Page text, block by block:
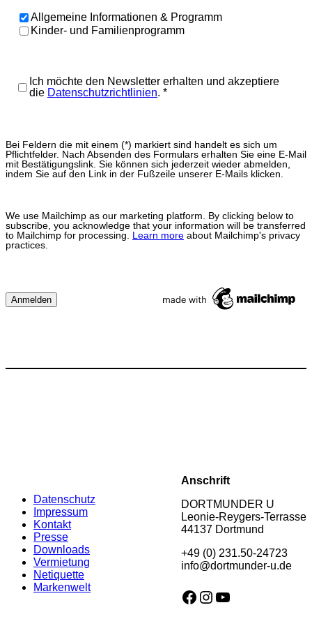
Allgemeine Informationen & Programm
Kinder- und Familienprogramm
Ich möchte den Newsletter erhalten und akzeptiere
die Datenschutzrichtlinien. *
Bei Feldern die mit einem (*) markiert sind handelt es sich um
Pflichtfelder. Nach Absenden des Formulars erhalten Sie eine E-Mail
mit Bestätigungslink. Sie können sich jederzeit wieder abmelden,
indem Sie auf den Link in der Fußzeile unserer E-Mails klicken.
We use Mailchimp as our marketing platform. By clicking below to
subscribe, you acknowledge that your information will be transferred
to Mailchimp for processing. Learn more about Mailchimp's privacy
practices.
Datenschutz
Impressum
Kontakt
Presse
Downloads
Vermietung
Netiquette
Markenwelt
Anschrift
DORTMUNDER U
Leonie-Reygers-Terrasse
44137 Dortmund
+49 (0) 231.50-24723
info@dortmunder-u.de
Facebook
Instagram
YouTube